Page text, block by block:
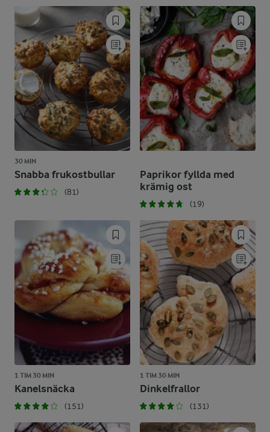
30 MIN
Snabba frukostbullar
(81)
Paprikor fyllda med
krämig ost
(19)
1 TIM 30 MIN
Kanelsnäcka
(151)
1 TIM 30 MIN
Dinkelfrallor
(131)